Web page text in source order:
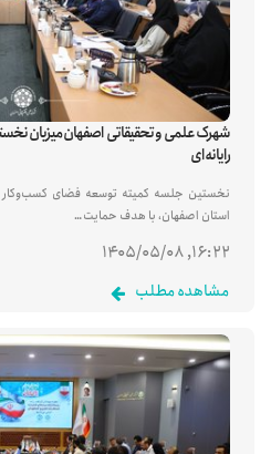
شهرک علمی و تحقیقاتی اصفهان میزبان
رایانه‌ای
نخستین جلسه کمیته توسعه فضای کسب‌وکار و
استان اصفهان، با هدف حمایت…
۱۶:۲۲, ۱۴۰۵/۰۵/۰۸
مشاهده مطلب